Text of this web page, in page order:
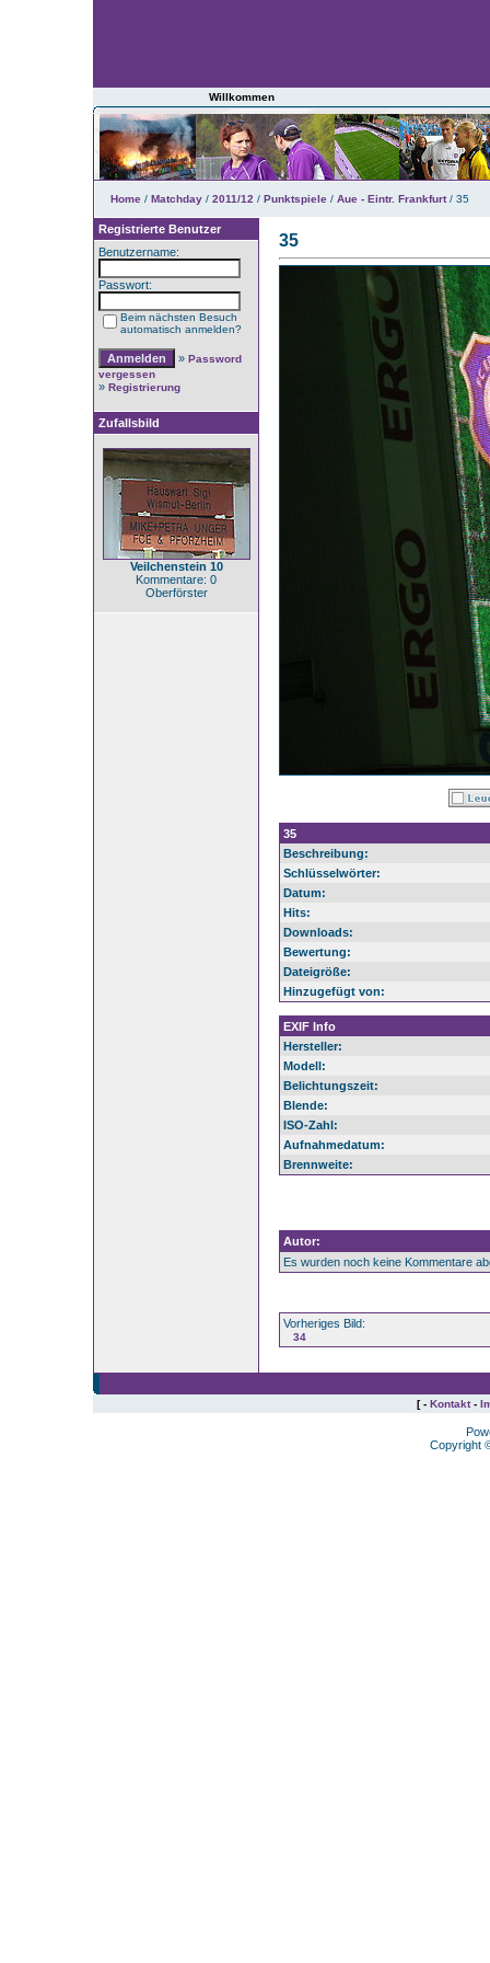
Willkommen
Home / Matchday / 2011/12 / Punktspiele / Aue - Eintr. Frankfurt/ 35
Registrierte Benutzer
Benutzername:
Passwort:
Beim nächsten Besuch
automatisch anmelden?
» Password
vergessen
» Registrierung
Zufallsbild
Veilchenstein 10
Kommentare: 0
Oberförster
35
35
Beschreibung:
Schlüsselwörter:
Datum:
Hits:
Downloads:
Bewertung:
Dateigröße:
Hinzugefügt von:
EXIF Info
Hersteller:
Modell:
Belichtungszeit:
Blende:
ISO-Zahl:
Aufnahmedatum:
Brennweite:
Autor:
Es wurden noch keine Kommentare
Vorheriges Bild:
34
[ - Kontakt-
Copyright